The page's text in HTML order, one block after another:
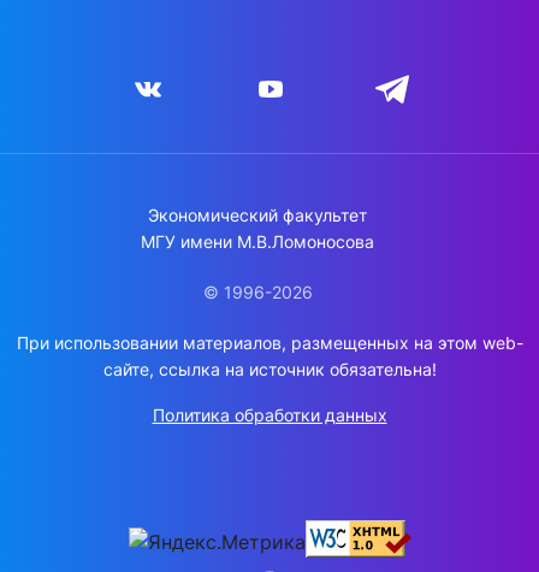
Экономический факультет
МГУ имени М.В.Ломоносова
© 1996-2026
При использовании материалов, размещенных на этом web-
сайте, ссылка на источник обязательна!
Политика обработки данных